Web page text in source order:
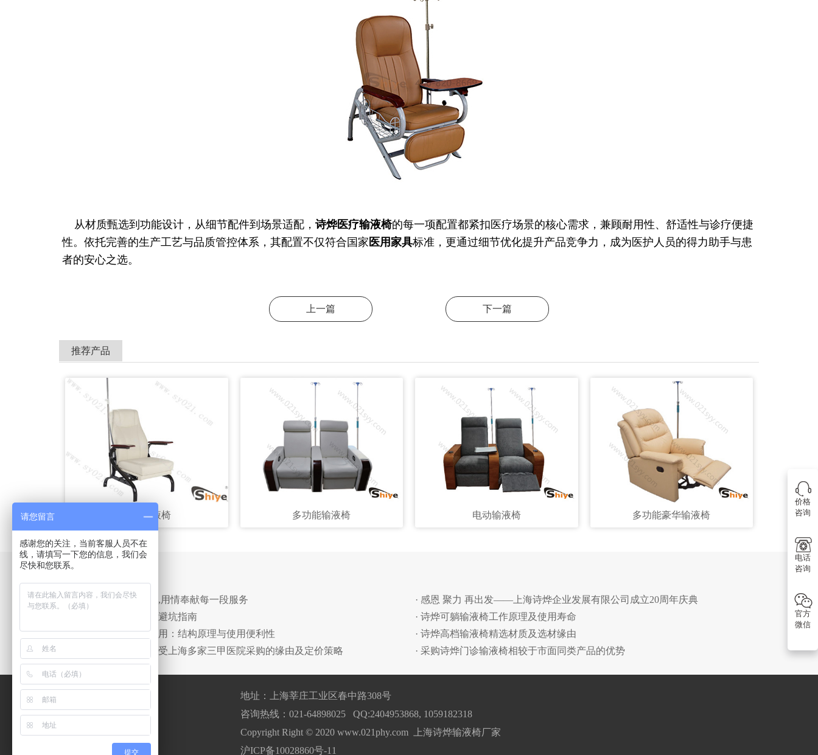
从材质甄选到功能设计，从细节配件到场景适配， 诗烨医疗输液椅的每一项配置都紧扣医疗场景的核心需求，兼顾耐用性、舒适性与诊疗便捷
性。依托完善的生产工艺与品质管控体系，其配置不仅符合国家 医用家具标准，更通过细节优化提升产品竞争力，成为医护人员的得力助手与患
者的安心之选。
上一篇 下一篇
推荐产品
豪华输液椅 多功能输液椅 电动输液椅 多功能豪华输液椅
· 用心铸就每一份产品,用情奉献每一段服务
· 感恩 聚力 再出发——上海诗烨企业发展有限公司成立20周年庆典
· 诗烨豪华输液椅采购避坑指南
· 诗烨可躺输液椅工作原理及使用寿命
· 诗烨输液沙发椅床两用：结构原理与使用便利性
· 诗烨高档输液椅精选材质及选材缘由
· 诗烨标准款点滴椅广受上海多家三甲医院采购的缘由及定价策略
· 采购诗烨门诊输液椅相较于市面同类产品的优势
400-820-8669
（工作日8：00~17.30）
地址：上海莘庄工业区春中路308号
咨询热线：021-64898025 QQ:2404953868, 1059182318
Copyright Right © 2020 www.021phy.com 上海诗烨输液椅厂家
沪ICP备10028860号-11
价格
咨询
电话
咨询
官方
微信
请您留言
感谢您的关注，当前客服人员不在
线，请填写一下您的信息，我们会
尽快和您联系。
提交